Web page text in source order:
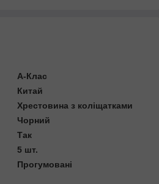
А-Клас
Китай
Хрестовина з коліщатками
Чорний
Так
5 шт.
Прогумовані